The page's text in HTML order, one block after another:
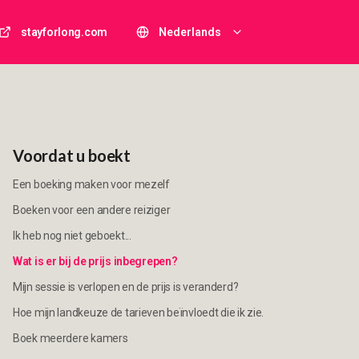
stayforlong.com Nederlands
Voordat u boekt
Een boeking maken voor mezelf
Boeken voor een andere reiziger
Ik heb nog niet geboekt...
Wat is er bij de prijs inbegrepen?
Mijn sessie is verlopen en de prijs is veranderd?
Hoe mijn landkeuze de tarieven beïnvloedt die ik zie.
Boek meerdere kamers